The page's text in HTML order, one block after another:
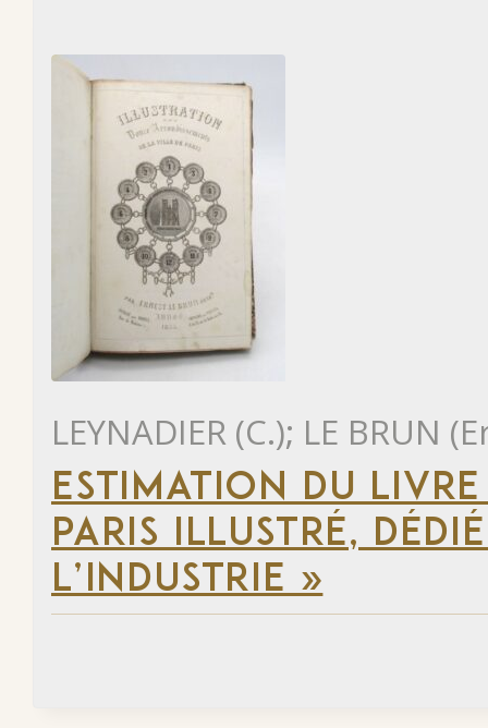
LEYNADIER (C.); LE BRUN
ESTIMATION DU
PARIS ILLUSTRÉ,
L’INDUSTRIE »